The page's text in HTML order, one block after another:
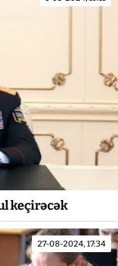
keçirəcək
27-08-2024, 17:34